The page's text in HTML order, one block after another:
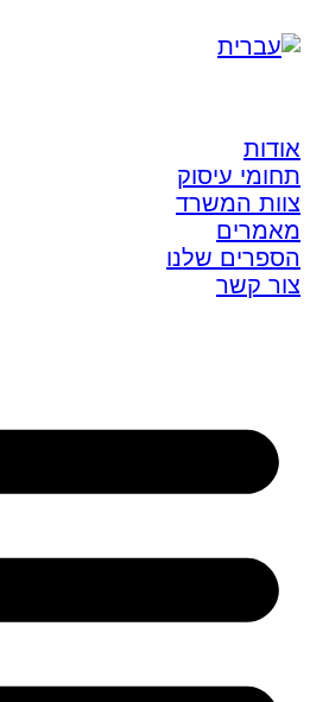
אודות
תחומי עיסוק
צוות המשרד
מאמרים
הספרים שלנו
צור קשר